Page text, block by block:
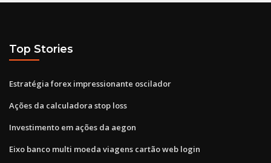
Top Stories
Estratégia forex impressionante oscilador
Ações da calculadora stop loss
Investimento em ações da aegon
Eixo banco multi moeda viagens cartão web login